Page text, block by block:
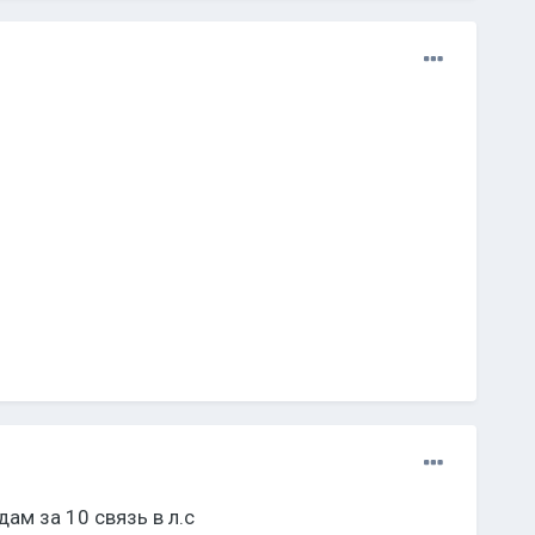
за 10 связь в л.с